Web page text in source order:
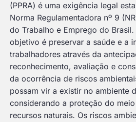
(PPRA) é uma exigência legal
Norma Regulamentadora nº 9
do Trabalho e Emprego do
objetivo é preservar a saúde e a
trabalhadores através da
reconhecimento, avaliação e
da ocorrência de riscos
possam vir a existir no ambiente
considerando a proteção do
recursos naturais. Os riscos